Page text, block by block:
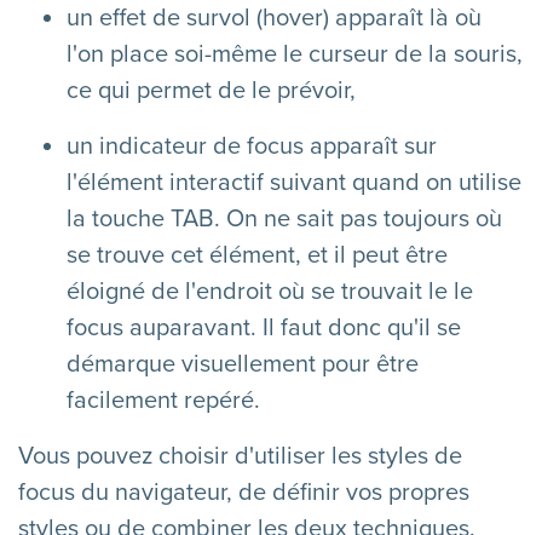
un effet de survol (hover) apparaît là où
l'on place soi-même le curseur de la souris,
ce qui permet de le prévoir,
un indicateur de focus apparaît sur
l'élément interactif suivant quand on utilise
la touche TAB. On ne sait pas toujours où
se trouve cet élément, et il peut être
éloigné de l'endroit où se trouvait le le
focus auparavant. Il faut donc qu'il se
démarque visuellement pour être
facilement repéré.
Vous pouvez choisir d'utiliser les styles de
focus du navigateur, de définir vos propres
styles ou de combiner les deux techniques.